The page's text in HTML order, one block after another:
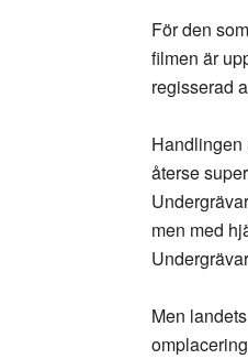
För den
filmen är
regisserad
Handlingen
återse
men med
Men